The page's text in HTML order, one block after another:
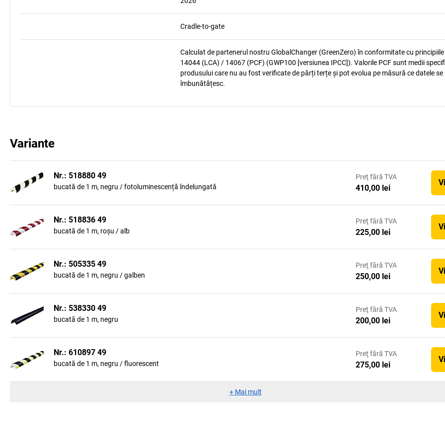
Cradle-to-gate
Calculat de partenerul nostru GlobalChanger (GreenZero) în conformitate cu principiile
14044 (LCA) / 14067 (PCF) (GWP100 [versiunea IPCC]). Valorile PCF sunt medii
produsului care nu au fost verificate de părți terțe și pot evolua pe măsură ce datele se
îmbunătățesc.
Variante
Nr.: 518880 49
bucată de 1 m, negru / fotoluminescență îndelungată
Preţ fără TVA
410,00 lei
Nr.: 518836 49
bucată de 1 m, roșu / alb
Preţ fără TVA
225,00 lei
Nr.: 505335 49
bucată de 1 m, negru / galben
Preţ fără TVA
250,00 lei
Nr.: 538330 49
bucată de 1 m, negru
Preţ fără TVA
200,00 lei
Nr.: 610897 49
bucată de 1 m, negru / fluorescent
Preţ fără TVA
275,00 lei
+ Mai mult